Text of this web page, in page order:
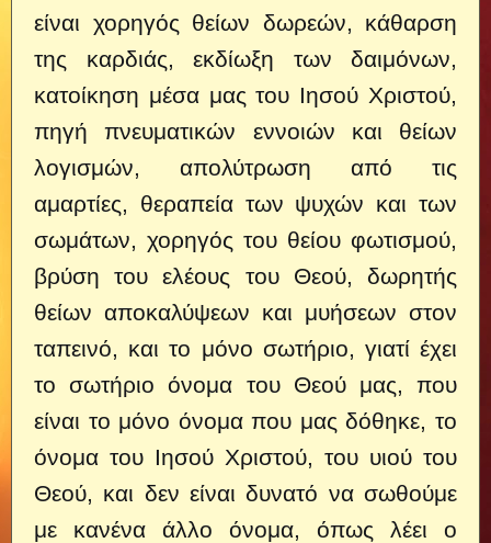
είναι χορηγός θείων δωρεών, κάθαρση
της καρδιάς, εκδίωξη των δαιμόνων,
κατοίκηση μέσα μας του Ιησού Χριστού,
πηγή πνευματικών εννοιών και θείων
λογισμών, απολύτρωση από τις
αμαρτίες, θεραπεία των ψυχών και των
σωμάτων, χορηγός του θείου φωτισμού,
βρύση του ελέους του Θεού, δωρητής
θείων αποκαλύψεων και μυήσεων στον
ταπεινό, και το μόνο σωτήριο, γιατί έχει
το σωτήριο όνομα του Θεού μας, που
είναι το μόνο όνομα που μας δόθηκε, το
όνομα του Ιησού Χριστού, του υιού του
Θεού, και δεν είναι δυνατό να σωθούμε
με κανένα άλλο όνομα, όπως λέει ο